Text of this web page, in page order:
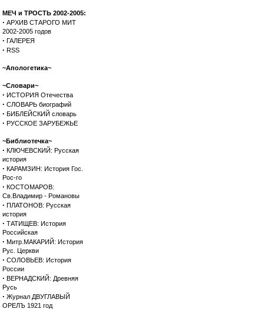
МЕЧ и ТРОСТЬ 2002-2005:
· АРХИВ СТАРОГО МИТ
2002-2005 годов
· ГАЛЕРЕЯ
· RSS
~Апологетика~
~Словари~
· ИСТОРИЯ Отечества
· СЛОВАРЬ биографий
· БИБЛЕЙСКИЙ словарь
· РУССКОЕ ЗАРУБЕЖЬЕ
~Библиотечка~
· КЛЮЧЕВСКИЙ: Русская
история
· КАРАМЗИН: История Гос.
Рос-го
· КОСТОМАРОВ:
Св.Владимир - Романовы
· ПЛАТОНОВ: Русская
история
· ТАТИЩЕВ: История
Российская
· Митр.МАКАРИЙ: История
Рус. Церкви
· СОЛОВЬЕВ: История
России
· ВЕРНАДСКИЙ: Древняя
Русь
· Журнал ДВУГЛАВЫЙ
ОРЕЛЪ 1921 год